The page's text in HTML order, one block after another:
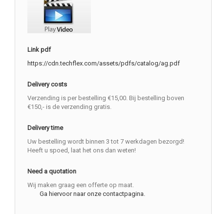
Link pdf
https://cdn.techflex.com/assets/pdfs/catalog/ag.pdf
Delivery costs
Verzending is per bestelling €15,00. Bij bestelling boven
€150,- is de verzending gratis.
Delivery time
Uw bestelling wordt binnen 3 tot 7 werkdagen bezorgd!
Heeft u spoed, laat het ons dan weten!
Need a quotation
Wij maken graag een offerte op maat.
Ga hiervoor naar onze contactpagina.